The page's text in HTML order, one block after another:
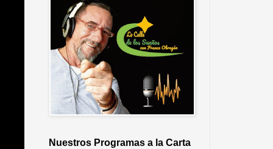
Nuestros Programas a la Carta